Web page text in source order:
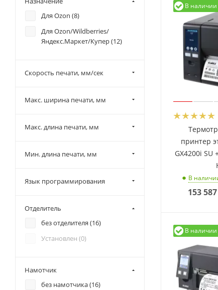
В наличии
принтер
GX4200i SU
В
153 587
В наличии
USB/RS-232/Ethernet/USB
Host/RTC/Bluetooth (
USB/RS-232/Ethernet/USB
Host/RTC/GPIO (
0)
Host/RTC/WiFi (0)
host (16)
host/LPT (0)
Для Ozon (8)
Для Ozon/Wildberries/
Яндекс.Маркет/Купер (12)
Скорость печати, мм/сек
Макс. ширина печати, мм
Макс. длина печати, мм
Мин. длина печати, мм
Язык программирования
Отделитель
без отделителя (16)
Установлен (0)
Намотчик
без намотчика (16)